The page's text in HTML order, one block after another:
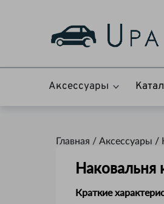
Аксессуары
Главная / Аксессуары /
Наковальня
Краткие